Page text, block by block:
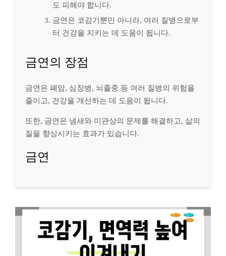
도 피해야 합니다.
금연은 코감기뿐만 아니라, 여러 질병으로부
터 건강을 지키는 데 도움이 됩니다.
금연의 장점
금연은 폐암, 심장병, 뇌졸중 등 여러 질병의 위험을
줄이고, 건강을 개선하는 데 도움이 됩니다.
또한, 금연은 냄새와 미관상의 문제를 해결하고, 삶의
질을 향상시키는 효과가 있습니다.
금연